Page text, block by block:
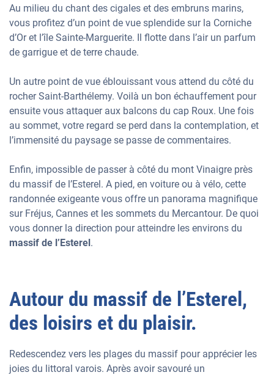
Au milieu du chant des cigales et des embruns marins,
vous profitez d’un point de vue splendide sur la Corniche
d’Or et l’île Sainte-Marguerite. Il flotte dans l’air un parfum
de garrigue et de terre chaude.
Un autre point de vue éblouissant vous attend du côté du
rocher Saint-Barthélemy. Voilà un bon échauffement pour
ensuite vous attaquer aux balcons du cap Roux. Une fois
au sommet, votre regard se perd dans la contemplation, et
l’immensité du paysage se passe de commentaires.
Enfin, impossible de passer à côté du mont Vinaigre près
du massif de l’Esterel. A pied, en voiture ou à vélo, cette
randonnée exigeante vous offre un panorama magnifique
sur Fréjus, Cannes et les sommets du Mercantour. De quoi
vous donner la direction pour atteindre les environs du
massif de l’Esterel.
Autour du massif de l’Esterel,
des loisirs et du plaisir.
Redescendez vers les plages du massif pour apprécier les
joies du littoral varois. Après avoir savouré un